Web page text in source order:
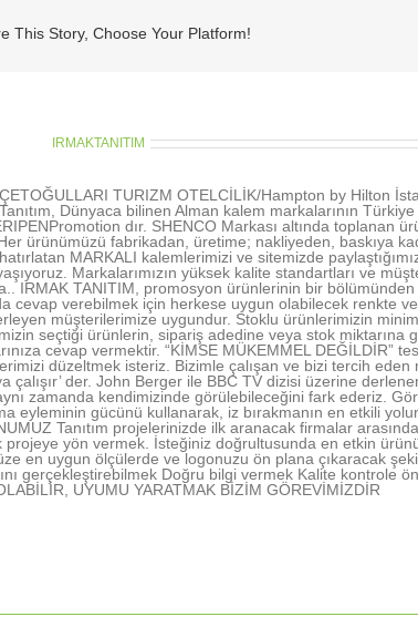
This Story, Choose Your Platform!
IRMAKTANITIM
TURIZM OTELCİLİK/Hampton by Hilton
Dünyaca bilinen Alman kalem markalarının
dır. SHENCO Markası altında toplanan
ürünümüzü fabrikadan, üretime; nakliyeden, baskıya
MARKALI kalemlerimizi ve sitemizde
Markalarımızın yüksek kalite standartları ve
IRMAK TANITIM, promosyon ürünlerinin bir
cevap verebilmek için herkese uygun olabilecek renkte
müşterilerimize uygundur. Stoklu ürünlerimizin
seçtiği ürünlerin, sipariş adedine veya stok miktarına
cevap vermektir. “KİMSE MÜKEMMEL DEĞİLDİR”
düzeltmek isteriz. Bizimle çalışan ve bizi tercih
çalışır’ der. John Berger ile BBC TV dizisi üzerine
zamanda kendimizinde görülebileceğini fark ederiz.
eyleminin gücünü kullanarak, iz bırakmanın en etkili
Tanıtım projelerinizde ilk aranacak firmalar
projeye yön vermek. İsteğiniz doğrultusunda en etkin
en uygun ölçülerde ve logonuzu ön plana çıkaracak
gerçekleştirebilmek Doğru bilgi vermek Kalite kontrole
UYUMU YARATMAK BİZİM GÖREVİMİZDİR